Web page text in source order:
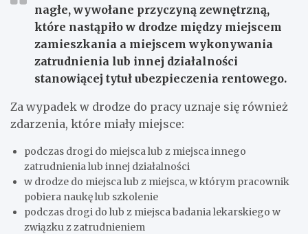
nagłe, wywołane przyczyną zewnętrzną,
które nastąpiło w drodze między miejscem
zamieszkania a miejscem wykonywania
zatrudnienia lub innej działalności
stanowiącej tytuł ubezpieczenia rentowego.
Za wypadek w drodze do pracy uznaje się również
zdarzenia, które miały miejsce:
podczas drogi do miejsca lub z miejsca innego
zatrudnienia lub innej działalności
w drodze do miejsca lub z miejsca, w którym pracownik
pobiera naukę lub szkolenie
podczas drogi do lub z miejsca badania lekarskiego w
związku z zatrudnieniem